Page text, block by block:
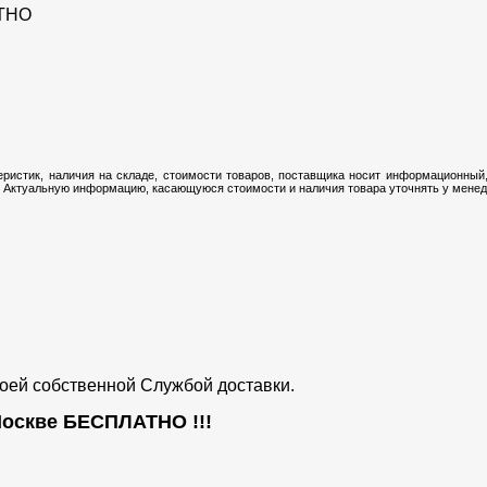
наличия на складе, стоимости товаров, поставщика носит
информацию, касающуюся стоимости и наличия товара уточнять у
собственной Службой доставки.
БЕСПЛАТНО !!!